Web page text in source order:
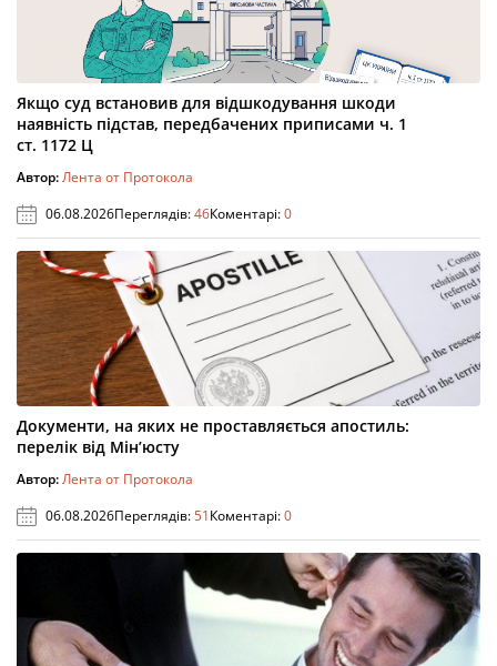
Якщо суд встановив для відшкодування шкоди
наявність підстав, передбачених приписами ч. 1
ст. 1172 Ц
Автор:Лента от Протокола
06.08.2026Переглядів:46Коментарі:0
Документи, на яких не проставляється апостиль:
перелік від Мін’юсту
Автор:Лента от Протокола
06.08.2026Переглядів:51Коментарі:0